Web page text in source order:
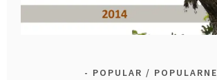
POPULAR / POPULARNE